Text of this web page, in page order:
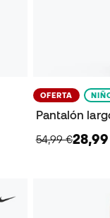
OFERTA
Pantalón
54,99 €